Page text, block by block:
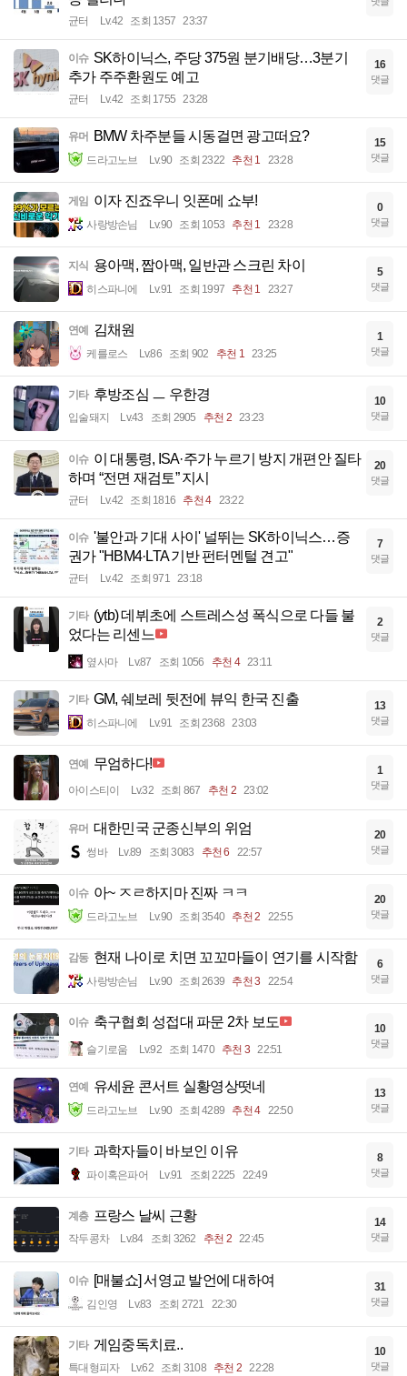
균터 Lv.42 조회 1357 23:37
이슈 SK하이닉스, 주당 375원 분기배당…3분기
추가 주주환원도 예고
균터 Lv.42 조회 1755 23:28
16
댓글
유머 BMW 차주분들 시동걸면 광고떠요?
드라고노브 Lv.90 조회 2322 추천 1 23:28
15
댓글
게임 이자 진죠우니 잇폰메 쇼부!
사랑방손님 Lv.90 조회 1053 추천 1 23:28
0
댓글
지식 용아맥, 짭아맥, 일반관 스크린 차이
히스파니에 Lv.91 조회 1997 추천 1 23:27
5
댓글
연예 김채원
케를로스 Lv.86 조회 902 추천 1 23:25
1
댓글
기타 후방조심 ㅡ 우한경
입술돼지 Lv.43 조회 2905 추천 2 23:23
10
댓글
이슈 이 대통령, ISA·주가 누르기 방지 개편안 질타
하며 “전면 재검토” 지시
균터 Lv.42 조회 1816 추천 4 23:22
20
댓글
이슈 '불안과 기대 사이' 널뛰는 SK하이닉스…증
권가 "HBM4·LTA 기반 펀터멘털 견고"
균터 Lv.42 조회 971 23:18
7
댓글
기타 (ytb) 데뷔초에 스트레스성 폭식으로 다들 불
었다는 리센느
옆사마 Lv.87 조회 1056 추천 4 23:11
2
댓글
기타 GM, 쉐보레 뒷전에 뷰익 한국 진출
히스파니에 Lv.91 조회 2368 23:03
13
댓글
연예 무엄하다!
아이스티이 Lv.32 조회 867 추천 2 23:02
1
댓글
유머 대한민국 군종신부의 위엄
썽바 Lv.89 조회 3083 추천 6 22:57
20
댓글
이슈 아~ ㅈㄹ하지마 진짜 ㅋㅋ
드라고노브 Lv.90 조회 3540 추천 2 22:55
20
댓글
감동 현재 나이로 치면 꼬꼬마들이 연기를 시작함
사랑방손님 Lv.90 조회 2639 추천 3 22:54
6
댓글
이슈 축구협회 성접대 파문 2차 보도
슬기로움 Lv.92 조회 1470 추천 3 22:51
10
댓글
연예 유세윤 콘서트 실황영상떳네
드라고노브 Lv.90 조회 4289 추천 4 22:50
13
댓글
기타 과학자들이 바보인 이유
파이혹은파어 Lv.91 조회 2225 22:49
8
댓글
계층 프랑스 날씨 근황
작두콩차 Lv.84 조회 3262 추천 2 22:45
14
댓글
이슈 [매불쇼] 서영교 발언에 대하여
김인영 Lv.83 조회 2721 22:30
31
댓글
기타 게임중독치료..
특대형피자 Lv.62 조회 3108 추천 2 22:28
10
댓글